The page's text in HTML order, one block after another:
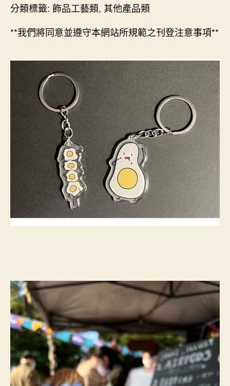
分類標籤: 飾品工藝類, 其他產品類
**我們將同意並遵守本網站所規範之刊登注意事項**